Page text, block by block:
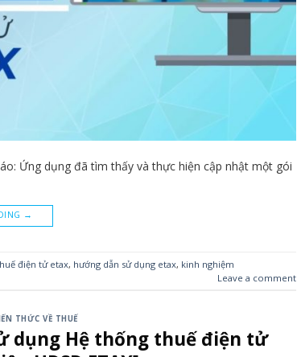
Ứng dụng đã tìm thấy và thực hiện cập nhật một gói
→
điện tử etax, hướng dẫn sử dụng etax, kinh nghiệm
Leave a comment
THỨC VỀ THUẾ
dụng Hệ thống thuế điện tử